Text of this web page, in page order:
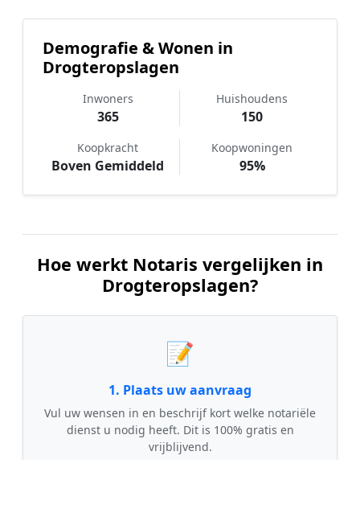
Demografie & Wonen in
Drogteropslagen
Inwoners
365
Huishoudens
150
Koopkracht
Boven Gemiddeld
Koopwoningen
95%
Hoe werkt Notaris vergelijken in
Drogteropslagen?
📝
1. Plaats uw aanvraag
Vul uw wensen in en beschrijf kort welke notariële
dienst u nodig heeft. Dit is 100% gratis en
vrijblijvend.